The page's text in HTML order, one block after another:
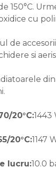
150°C.
cu
de
si
20°C:1443
20°C:1147
lucru:10.0